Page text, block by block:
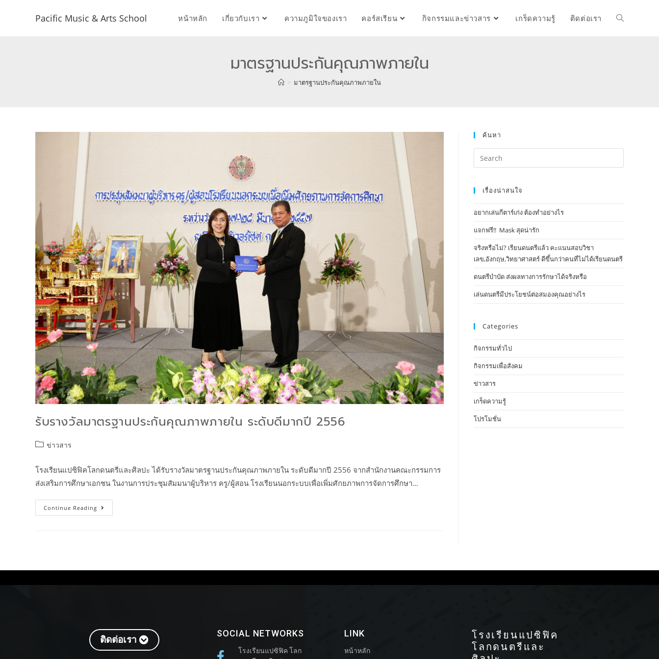
Pacific Music & Arts School หน้าหลัก เกี่ยวกับเรา ความภูมิใจของเรา คอร์สเรียน กิจกรรมและข่าวสาร เกร็ดความรู้ ติดต่อเรา
มาตรฐานประกันคุณภาพภายใน
> มาตรฐานประกันคุณภาพภายใน
รับรางวัลมาตรฐานประกันคุณภาพภายใน ระดับดีมากปี 2556
ข่าวสาร
โรงเรียนแปซิฟิคโลกดนตรีและศิลปะ ได้รับรางวัลมาตรฐานประกันคุณภาพภายใน ระดับดีมากปี 2556 จากสำนักงานคณะกรรมการ
ส่งเสริมการศึกษาเอกชน ในงานการประชุมสัมมนาผู้บริหาร ครู/ผู้สอน โรงเรียนนอกระบบเพื่อเพิ่มศักยภาพการจัดการศึกษา…
Continue Reading
ค้นหา
เรื่องน่าสนใจ
อยากเล่นกีตาร์เก่ง ต้องทำอย่างไร
แจกฟรี!! Mask​ สุดน่ารัก
จริงหรือไม่? เรียนดนตรีแล้ว คะแนนสอบวิชา
เลข,อังกฤษ,วิทยาศาสตร์ ดีขึ้นกว่าคนที่ไม่ได้เรียนดนตรี
ดนตรีบำบัด ส่งผลทางการรักษาได้จริงหรือ
เล่นดนตรีมีประโยชน์ต่อสมองคุณอย่างไร
Categories
กิจกรรมทั่วไป
กิจกรรมเพื่อสังคม
ข่าวสาร
เกร็ดความรู้
โปรโมชั่น
ติดต่อเรา
SOCIAL NETWORKS
โรงเรียนแปซิฟิค โลก
LINK
หน้าหลัก
โรงเรียนแปซิฟิค
โลกดนตรีและ